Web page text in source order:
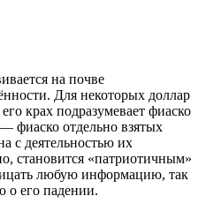
на почве
Для некоторых доллар
крах подразумевает фиаско
фиаско отдельно взятых
с деятельностью их
становится «патриотичным»
любую информацию, так
о его падении.